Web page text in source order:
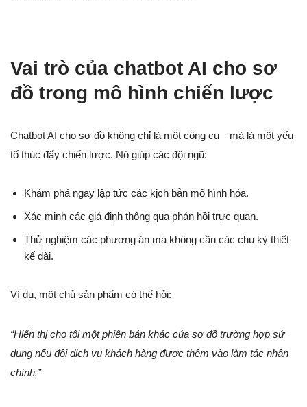
Vai trò của chatbot AI cho sơ
đồ trong mô hình chiến lược
Chatbot AI cho sơ đồ không chỉ là một công cụ—mà là một yếu
tố thúc đẩy chiến lược. Nó giúp các đội ngũ:
Khám phá ngay lập tức các kịch bản mô hình hóa.
Xác minh các giả định thông qua phản hồi trực quan.
Thử nghiệm các phương án mà không cần các chu kỳ thiết
kế dài.
Ví dụ, một chủ sản phẩm có thể hỏi:
“Hiển thị cho tôi một phiên bản khác của sơ đồ trường hợp sử
dụng nếu đội dịch vụ khách hàng được thêm vào làm tác nhân
chính.”